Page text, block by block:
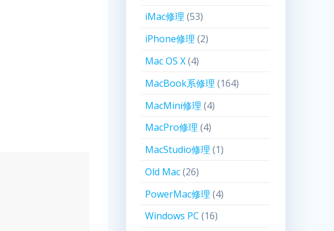
iMac修理 (53)
iPhone修理 (2)
Mac OS X(4)
MacBook系修理 (164)
MacMini修理 (4)
MacPro修理 (4)
MacStudio修理 (1)
Old Mac(26)
PowerMac修理 (4)
Windows PC (16)